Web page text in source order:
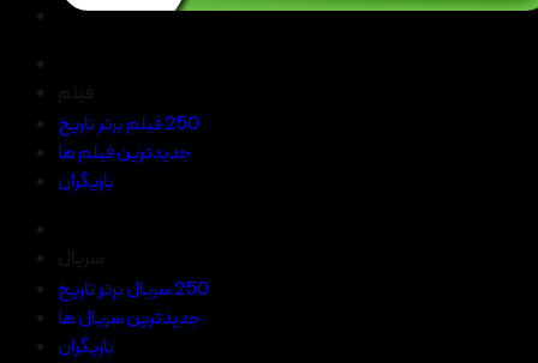
250 فیلم برتر تاریخ
جدیدترین فیلم ها
بازیگران
250 سریال برتر تاریخ
جدیدترین سریال ها
بازیگران